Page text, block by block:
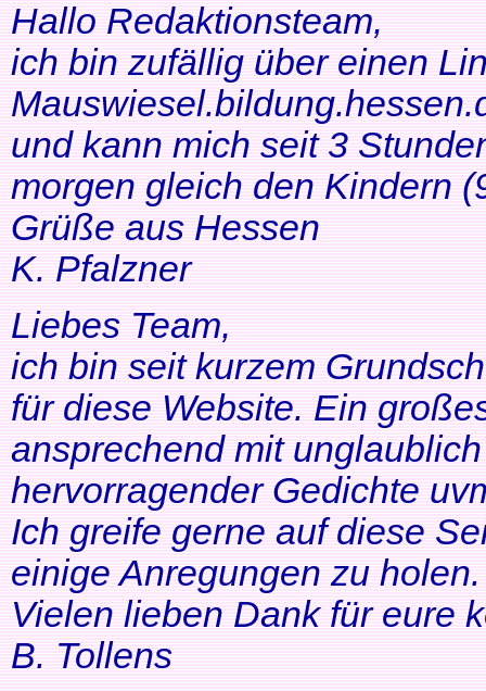
Hallo Redaktionsteam,
ich bin zufällig über einen
und kann mich seit 3
morgen gleich den Kindern
Grüße aus Hessen
K. Pfalzner
Liebes Team,
ich bin seit kurzem
für diese Website. Ein
ansprechend mit
hervorragender Gedichte
Ich greife gerne auf diese
einige Anregungen zu
Vielen lieben Dank für eure
B. Tollens